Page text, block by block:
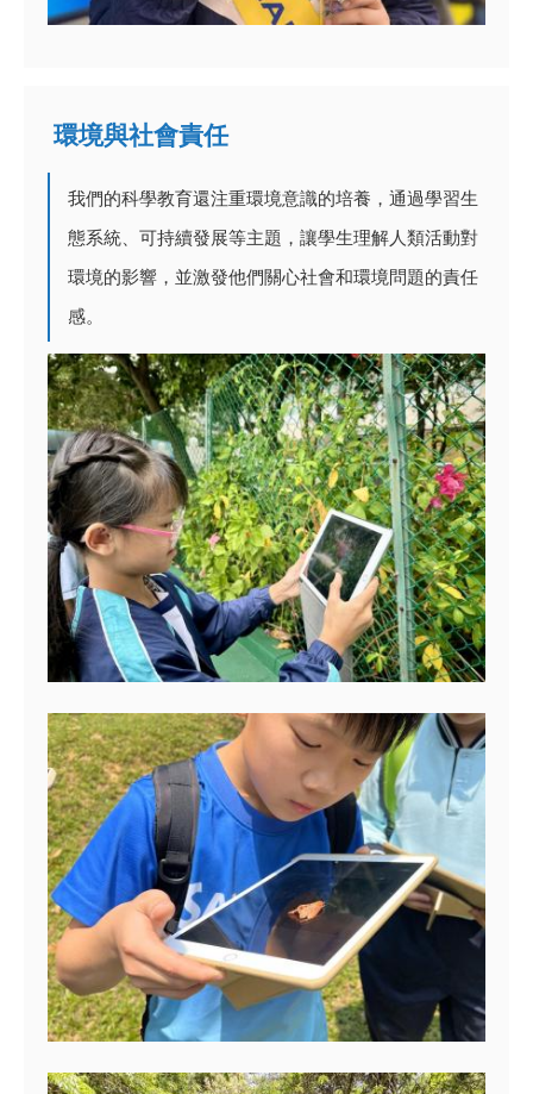
環境與社會責任
我們的科學教育還注重環境意識的培養，通過學習生
態系統、可持續發展等主題，讓學生理解人類活動對
環境的影響，並激發他們關心社會和環境問題的責任
感。